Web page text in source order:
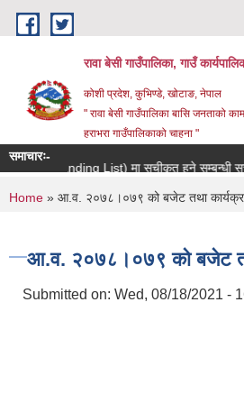
Skip to main content
रावा बेसी गाउँपालिका, गाउँ
कोशी प्रदेश, कुभिण्डे, खोटाङ, नेपाल
" रावा बेसी गाउँपालिका बासि जनताको
हराभरा गाउँपालिकाको चाहना "
समाचारः-
(Standing List) मा सूचीकृत हुने सम्बन्धी सूचना
You are here
Home » आ.व. २०७८।०७९ को बजेट तथा
आ.व. २०७८।०७९ को बजेट
Submitted on: Wed, 08/18/2021 -